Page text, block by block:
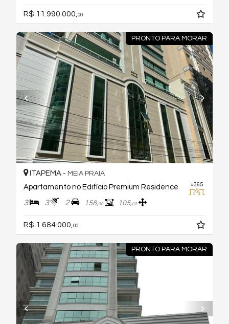
R$ 11.990.000,00
PRONTO PARA MORAR
#365
ITAPEMA - MEIA PRAIA
Apartamento no Edifício Premium Residence
3 3 2 158,00 105,00
R$ 1.684.000, 00
PRONTO PARA MORAR